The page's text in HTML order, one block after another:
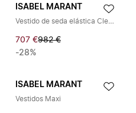
ISABEL MARANT
Vestido de seda elástica Cleora
707 €982 €
-28%
ISABEL MARANT
Vestidos Maxi